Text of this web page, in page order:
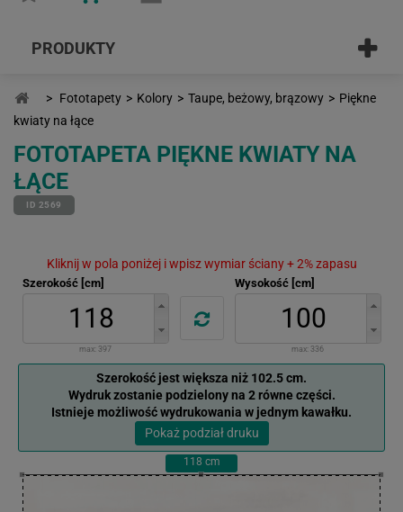
PRODUKTY
> Fototapety > Kolory > Taupe, beżowy, brązowy > Piękne
kwiaty na łące
FOTOTAPETA PIĘKNE KWIATY NA
ŁĄCE
ID 2569
Kliknij w pola poniżej i wpisz wymiar ściany + 2% zapasu
Szerokość [cm]
max: 397
Wysokość [cm]
max: 336
Szerokość jest większa niż 102.5 cm.
Wydruk zostanie podzielony na 2 równe części.
Istnieje możliwość wydrukowania w jednym kawałku.
Pokaż podział druku
118 cm